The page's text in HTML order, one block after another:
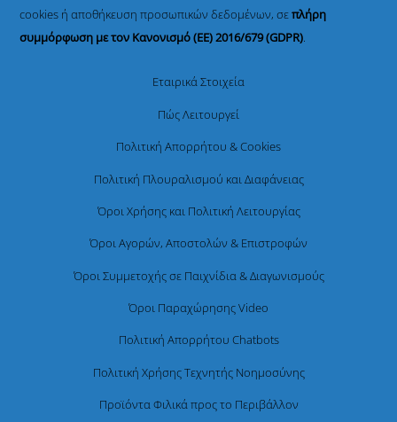
cookies ή αποθήκευση προσωπικών δεδομένων, σεπλήρη
συμμόρφωση με τον Κανονισμό (ΕΕ) 2016/679 (GDPR).
Εταιρικά Στοιχεία
Πώς Λειτουργεί
Πολιτική Απορρήτου & Cookies
Πολιτική Πλουραλισμού και Διαφάνειας
Όροι Χρήσης και Πολιτική Λειτουργίας
Όροι Αγορών, Αποστολών & Επιστροφών
Όροι Συμμετοχής σε Παιχνίδια & Διαγωνισμούς
Όροι Παραχώρησης Video
Πολιτική Απορρήτου Chatbots
Πολιτική Χρήσης Τεχνητής Νοημοσύνης
Προϊόντα Φιλικά προς το Περιβάλλον